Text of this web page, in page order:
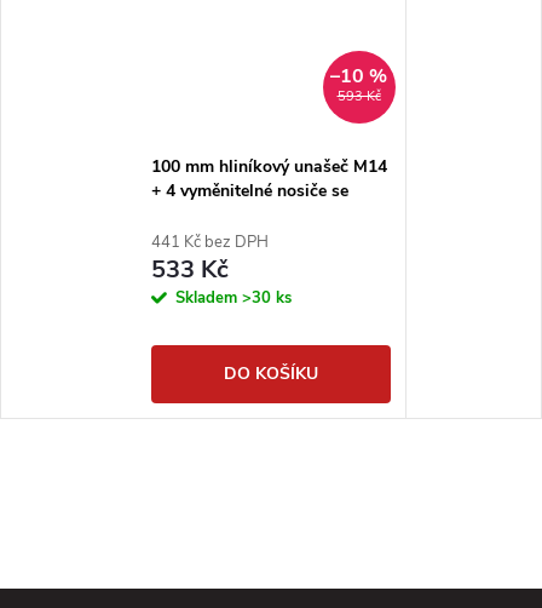
593 Kč
–10 %
100 mm hliníkový unašeč M14
+ 4 vyměnitelné nosiče se
441 Kč bez DPH
533 Kč
Skladem >30 ks
DO KOŠÍKU